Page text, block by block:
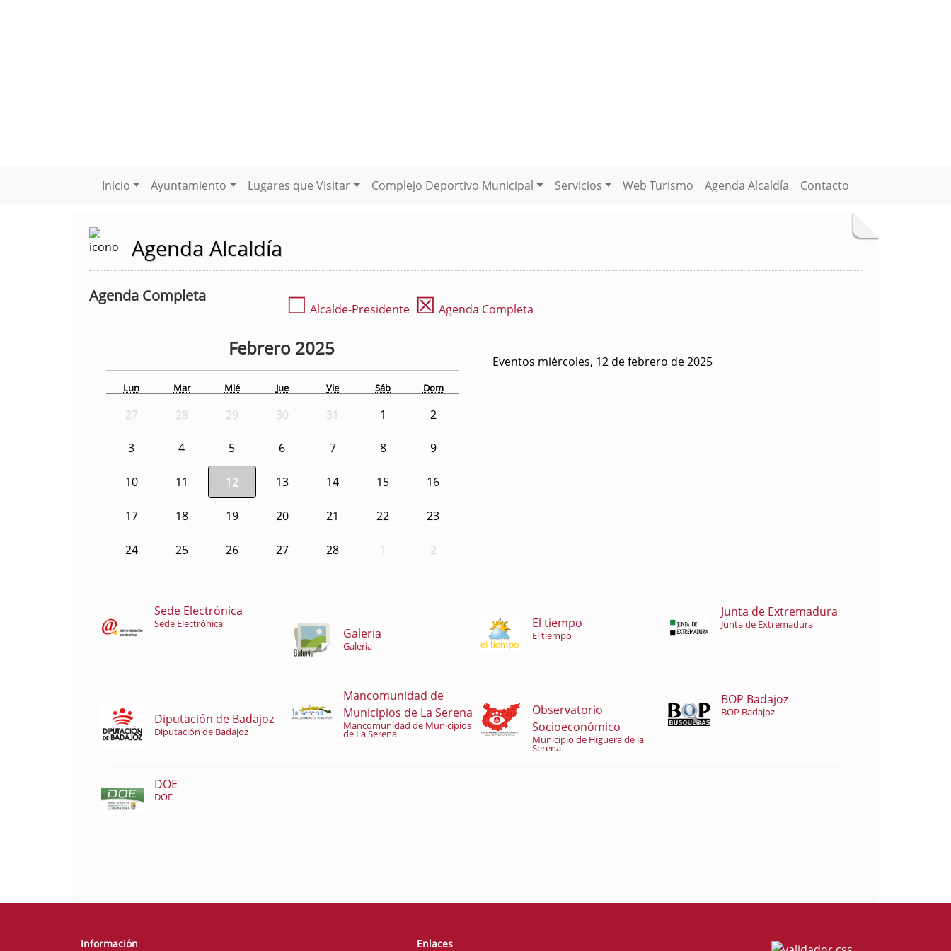
Inicio Ayuntamiento Lugares que Visitar Complejo Deportivo Municipal Servicios Web Turismo Agenda Alcaldía Contacto
Agenda Alcaldía
Agenda Completa ☐ Alcalde-Presidente ☒ Agenda Completa
Febrero 2025
Lun Mar Mié Jue Vie Sáb Dom
27 28 29 30 31 1 2
3 4 5 6 7 8 9
10 11 12 13 14 15 16
17 18 19 20 21 22 23
24 25 26 27 28 1 2
Eventos miércoles, 12 de febrero de 2025
Sede Electrónica
Sede Electrónica
Galeria
Galeria
El tiempo
El tiempo
Junta de Extremadura
Junta de Extremadura
Diputación de Badajoz
Diputación de Badajoz
Mancomunidad de
Municipios de La Serena
Mancomunidad de Municipios
de La Serena
Observatorio
Socioeconómico
Municipio de Higuera de la
Serena
BOP Badajoz
BOP Badajoz
DOE
DOE
Información Enlaces